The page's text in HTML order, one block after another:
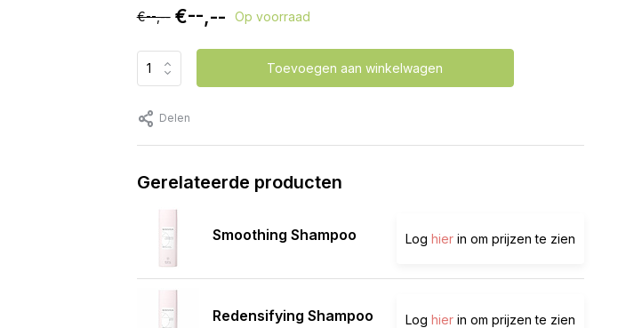
€--,-- €--,-- Op voorraad
Toevoegen aan winkelwagen
Delen
Gerelateerde producten
Smoothing Shampoo Log hierin om prijzen te zien
Redensifying Shampoo Log hierin om prijzen te zien